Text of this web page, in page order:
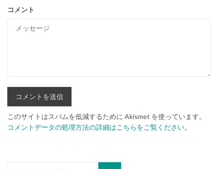
コメント
このサイトはスパムを低減するために Akismet を使っています。
コメントデータの処理方法の詳細はこちらをご覧ください。